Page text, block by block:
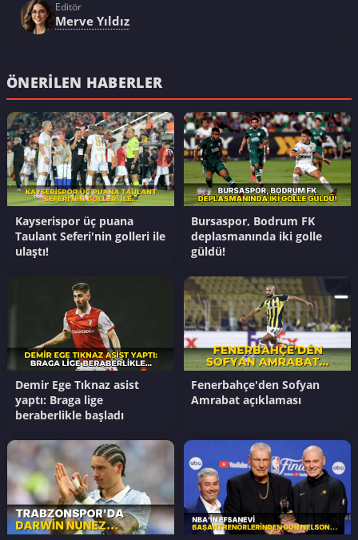
Editör
Merve Yıldız
ÖNERILEN HABERLER
Kayserispor üç puana
Taulant Seferi'nin golleri ile
ulaştı!
Bursaspor, Bodrum FK
deplasmanında iki golle
güldü!
Demir Ege Tıknaz asist
yaptı: Braga lige
beraberlikle başladı
Fenerbahçe'den Sofyan
Amrabat açıklaması